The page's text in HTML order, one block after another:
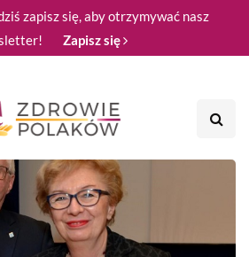
zapisz się, aby otrzymywać nasz
Zapisz się